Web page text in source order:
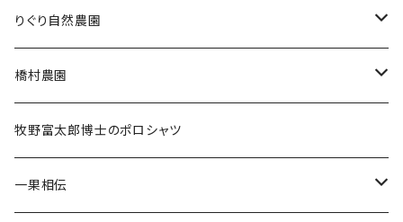
通常サイズ
果汁
ゼリー
調味料
土佐小夏
りぐり自然農園
フルティカトマト
橋村農園
あら川の桃
牧野富太郎博士のポロシャツ
一果相伝